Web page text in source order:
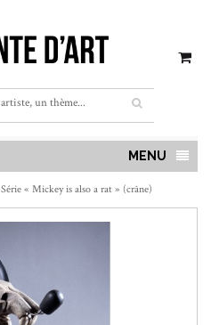
MENU
Série « Mickey is also a rat » (crâne)